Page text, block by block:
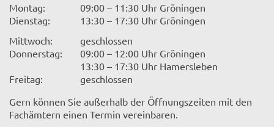
Montag:
09:00 – 11:30 Uhr Gröningen
Dienstag:
13:30 – 17:30 Uhr Gröningen
Mittwoch:
geschlossen
Donnerstag:
09:00 – 12:00 Uhr Gröningen
13:30 – 17:30 Uhr Hamersleben
Freitag:
geschlossen
Gern können Sie außerhalb der Öffnungszeiten mit den
Fachämtern einen Termin vereinbaren.